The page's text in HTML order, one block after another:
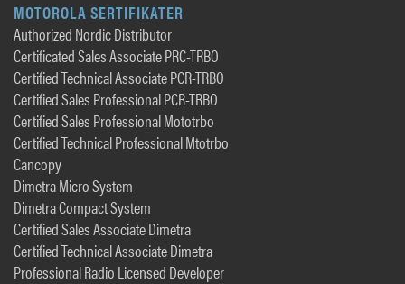
MOTOROLA SERTIFIKATER
Authorized Nordic Distributor
Certificated Sales Associate PRC-TRBO
Certified Technical Associate PCR-TRBO
Certified Sales Professional PCR-TRBO
Certified Sales Professional Mototrbo
Certified Technical Professional Mtotrbo
Cancopy
Dimetra Micro System
Dimetra Compact System
Certified Sales Associate Dimetra
Certified Technical Associate Dimetra
Professional Radio Licensed Developer